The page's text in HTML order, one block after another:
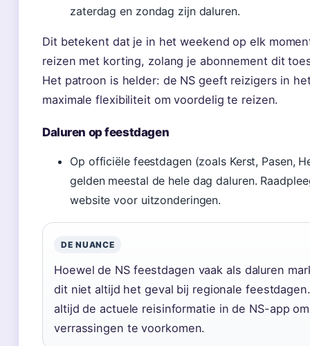
zaterdag en zondag zijn daluren.
Dit betekent dat je in het weekend op elk
reizen met korting, zolang je abonnement dit
Het patroon is helder: de NS geeft reizigers in
maximale flexibiliteit om voordelig te reizen.
Daluren op feestdagen
Op officiële feestdagen (zoals Kerst, Pasen,
gelden meestal de hele dag daluren.
website voor uitzonderingen.
DE NUANCE
Hoewel de NS feestdagen vaak als daluren
dit niet altijd het geval bij regionale
altijd de actuele reisinformatie in de NS-app om
verrassingen te voorkomen.